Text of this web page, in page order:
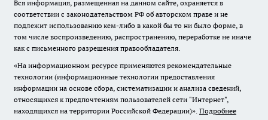
Вся информация, размещенная на данном сайте, охраняется в
соответствии с законодательством РФ об авторском праве и не
подлежит использованию кем-либо в какой бы то ни было форме, в
том числе воспроизведению, распространению, переработке не иначе
как с письменного разрешения правообладателя.
«На информационном ресурсе применяются рекомендательные
технологии (информационные технологии предоставления
информации на основе сбора, систематизации и анализа сведений,
относящихся к предпочтениям пользователей сети "Интернет",
находящихся на территории Российской Федерации)». Подробнее